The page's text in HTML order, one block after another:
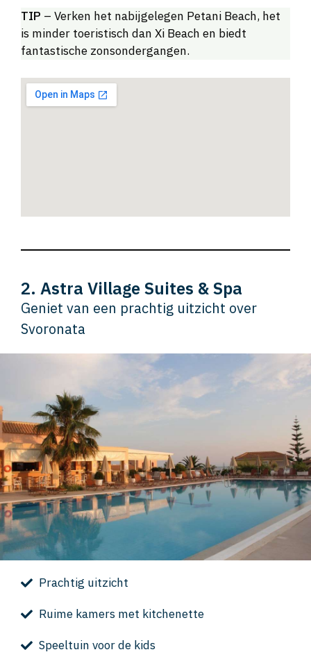
TIP – Verken het nabijgelegen Petani Beach, het
is minder toeristisch dan Xi Beach en biedt
fantastische zonsondergangen.
2. Astra Village Suites & Spa
Geniet van een prachtig uitzicht over
Svoronata
Prachtig uitzicht
Ruime kamers met kitchenette
Speeltuin voor de kids